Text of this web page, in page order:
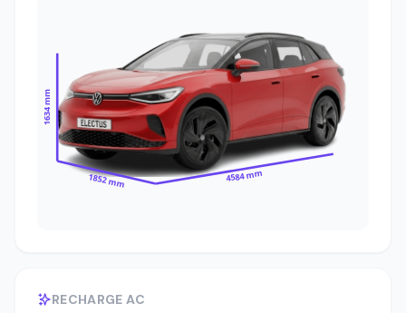
1634 mm
1852 mm 4584 mm
RECHARGE AC